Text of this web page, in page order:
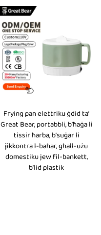
Frying pan elettriku ġdid ta’
Great Bear, portabbli, b’ħaġa li
tissir ħarba, b’suġar li
jikkontra l-baħar, għall-użu
domestiku jew fil-bankett,
b’lid plastik